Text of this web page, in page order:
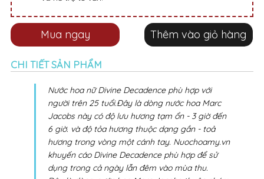
CHI TIẾT SẢN PHẨM
Nước hoa nữ Divine Decadence phù hợp với
người trên 25 tuổi.Đây là dòng nước hoa Marc
6 giờ. và độ tỏa hương thuộc dạng gần - toả
khuyến cáo Divine Decadence phù hợp để sử
dụng trong cả ngày lẫn đêm vào mùa thu.
Đây là dòng nước hoa Marc Jacobs thuộc nhóm
Oriental Floral (Hương hoa cỏ phương đông).
Divine Decadence được cho ra mắt vào năm
2016. Bên cạnh đó, Hoa tú cầu và Nghệ tây là
hai hương bạn có thể dễ dàng cảm nhận được